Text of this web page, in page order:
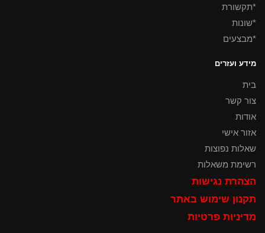
*תקשורת
*שונות
*מבצעים
מידע ועזרים
בית
צור קשר
אודות
אזור אישי
שאלות נפוצות
רשימת משאלות
הצהרת נגישות
תקנון שימוש באתר
מדיניות פרטיות